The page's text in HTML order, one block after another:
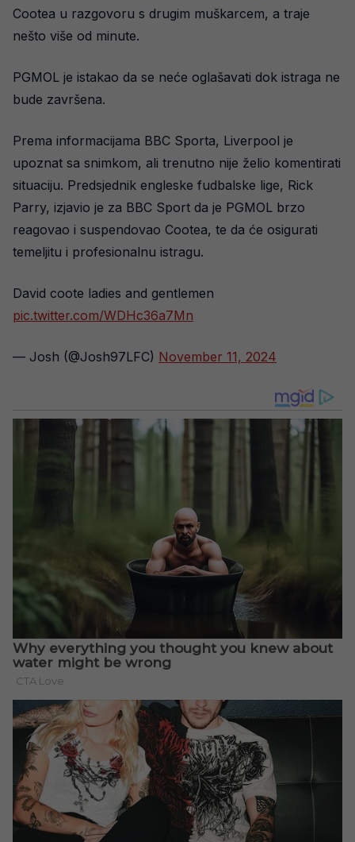
Cootea u razgovoru s drugim muškarcem, a traje
nešto više od minute.
PGMOL je istakao da se neće oglašavati dok istraga ne
bude završena.
Prema informacijama BBC Sporta, Liverpool je
upoznat sa snimkom, ali trenutno nije želio komentirati
situaciju. Predsjednik engleske fudbalske lige, Rick
Parry, izjavio je za BBC Sport da je PGMOL brzo
reagovao i suspendovao Cootea, te da će osigurati
temeljitu i profesionalnu istragu.
David coote ladies and gentlemen
pic.twitter.com/WDHc36a7Mn
— Josh (@Josh97LFC) November 11, 2024